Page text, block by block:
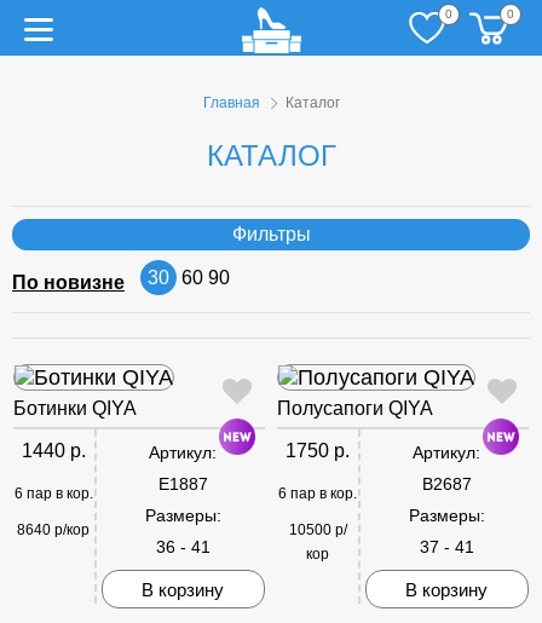
0 0
Главная Каталог
КАТАЛОГ
Фильтры
По новизне 30 60 90
Ботинки QIYA
1440 р.
6 пар в кор.
8640 р/кор
Артикул:
E1887
Размеры:
36 - 41
В корзину
Полусапоги QIYA
1750 р.
6 пар в кор.
10500 р/
кор
Артикул:
B2687
Размеры:
37 - 41
В корзину